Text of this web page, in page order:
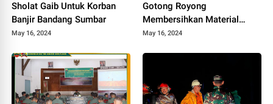
Sholat Gaib Untuk Korban
Banjir Bandang Sumbar
May 16, 2024
Gotong Royong
Membersihkan Material
Longsor Yang Menimpa
May 16, 2024